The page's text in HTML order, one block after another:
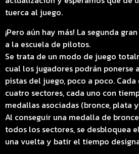
tuerca al juego.
¡Pero aún hay más! La segunda
a la escuela de pilotos.
Se trata de un modo de juego
cual los jugadores podrán ponerse
pistas del juego, poco a poco.
cuatro sectores, cada uno con
medallas asociadas (bronce, plata
Al conseguir una medalla de
todos los sectores, se desbloquea
una vuelta y batir el tiempo